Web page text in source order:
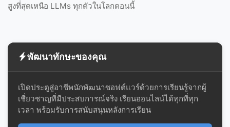
สูงที่สุดเหนือ LLMs ทุกตัวในโลกตอนนี้
พัฒนาทักษะของคุณ
เปิดประตูสู่อาชีพนักพัฒนาซอฟต์แวร์ด้วยการเรียนรู้จากผู้
เชี่ยวชาญที่มีประสบการณ์จริง เรียนออนไลน์ได้ทุกที่ทุก
เวลา พร้อมรับการสนับสนุนหลังการเรียน